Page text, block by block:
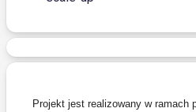
Projekt jest realizowany w ramach